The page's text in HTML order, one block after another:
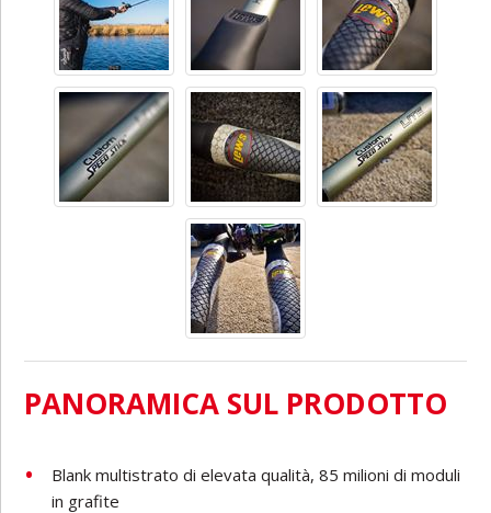
PANORAMICA SUL PRODOTTO
Blank multistrato di elevata qualità, 85 milioni di moduli
in grafite